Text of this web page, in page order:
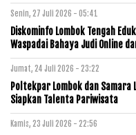
Senin, 27 Juli 2026 - 05:41
Diskominfo Lombok Tengah
Waspadai Bahaya Judi Online
Jumat, 24 Juli 2026 - 23:22
Poltekpar Lombok dan
Siapkan Talenta Pariwisata
Kamis, 23 Juli 2026 - 22:56